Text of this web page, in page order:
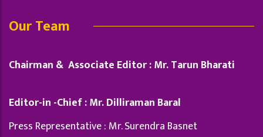
Our Team
Chairman & Associate Editor : Mr. Tarun Bharati
Editor-in -Chief : Mr. Dilliraman Baral
Press Representative : Mr. Surendra Basnet